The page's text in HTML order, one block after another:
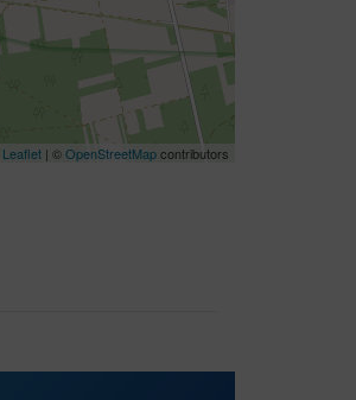
Leaflet | ©OpenStreetMapcontributors